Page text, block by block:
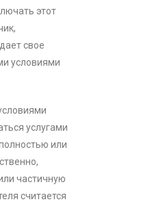
этот
свое
условиями
услугами
или
частичную
считается